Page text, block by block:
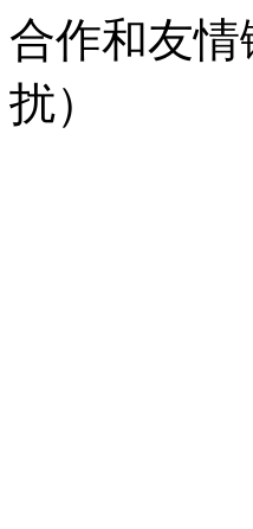
合作和友情
扰）